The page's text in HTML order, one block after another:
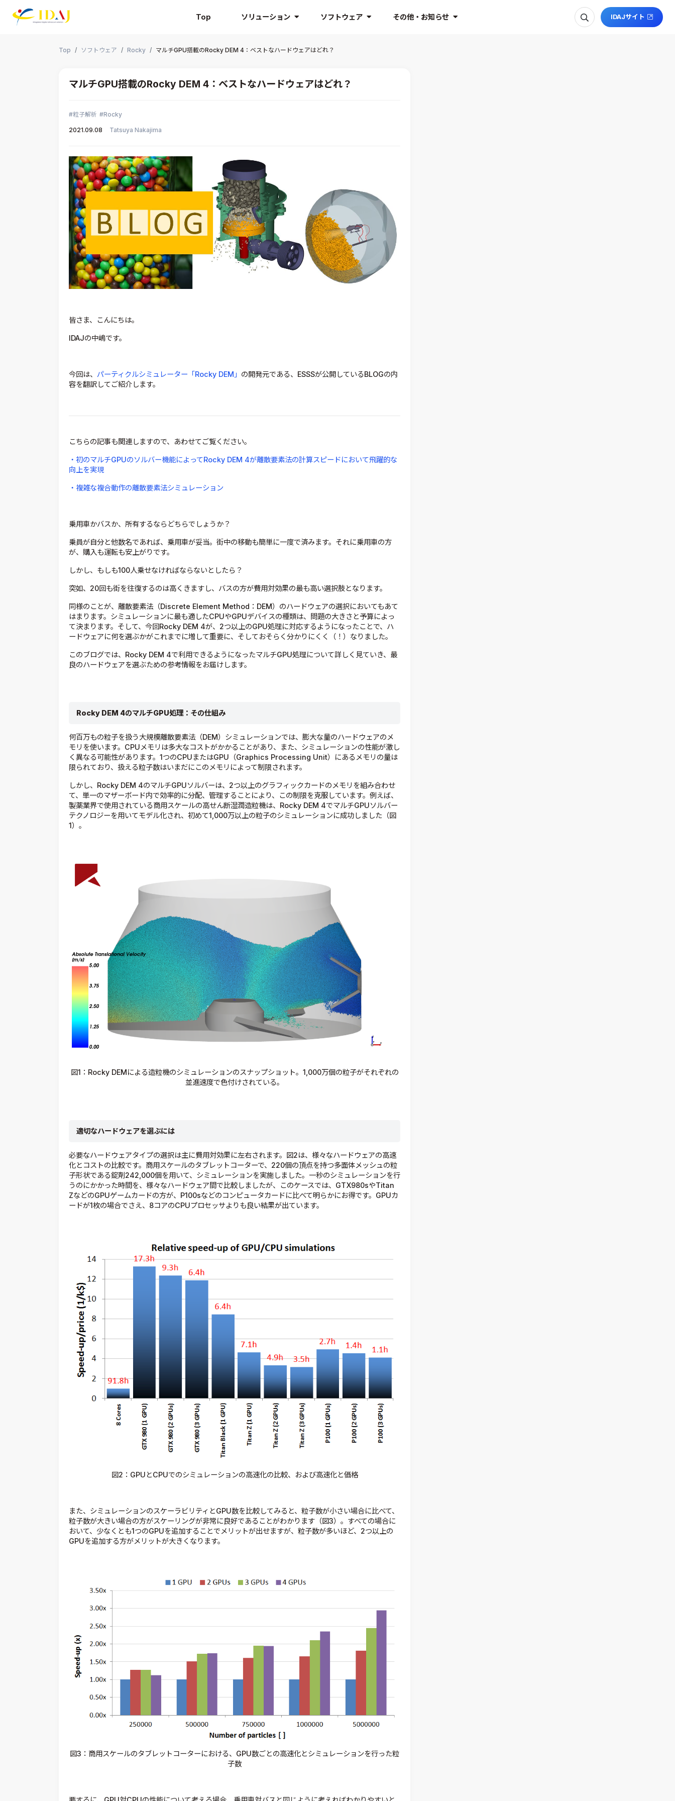
Top ソリューション ソフトウェア その他・お知らせ IDAJサイト
Top ソフトウェア Rocky マルチGPU搭載のRocky DEM 4：ベストなハードウェアはどれ？
マルチGPU搭載のRocky DEM 4：ベストなハードウェアはどれ？
粒子解析 Rocky
2021.09.08 Tatsuya Nakajima
皆さま、こんにちは。
IDAJの中嶋です。
今回は、 パーティクルシミュレーター「Rocky DEM」 の開発元である、ESSSが公開しているBLOGの内
容を翻訳してご紹介します。
こちらの記事も関連しますので、あわせてご覧ください。
・初のマルチGPUのソルバー機能によってRocky DEM 4が離散要素法の計算スピードにおいて飛躍的な
向上を実現
・複雑な複合動作の離散要素法シミュレーション
乗用車かバスか、所有するならどちらでしょうか？
乗員が自分と他数名であれば、乗用車が妥当。街中の移動も簡単に一度で済みます。それに乗用車の方
が、購入も運転も安上がりです。
しかし、もしも100人乗せなければならないとしたら？
突如、20回も街を往復するのは高くきますし、バスの方が費用対効果の最も高い選択肢となります。
同様のことが、離散要素法（Discrete Element Method：DEM）のハードウェアの選択においてもあて
はまります。シミュレーションに最も適したCPUやGPUデバイスの種類は、問題の大きさと予算によっ
て決まります。そして、今回Rocky DEM 4が、2つ以上のGPU処理に対応するようになったことで、ハ
ードウェアに何を選ぶかがこれまでに増して重要に、そしておそらく分かりにくく（！）なりました。
このブログでは、Rocky DEM 4で利用できるようになったマルチGPU処理について詳しく見ていき、最
良のハードウェアを選ぶための参考情報をお届けします。
Rocky DEM 4のマルチGPU処理：その仕組み
何百万もの粒子を扱う大規模離散要素法（DEM）シミュレーションでは、膨大な量のハードウェアのメ
モリを使います。CPUメモリは多大なコストがかかることがあり、また、シミュレーションの性能が激し
く異なる可能性があります。1つのCPUまたはGPU（Graphics Processing Unit）にあるメモリの量は
限られており、扱える粒子数はいまだにこのメモリによって制限されます。
しかし、Rocky DEM 4のマルチGPUソルバーは、2つ以上のグラフィックカードのメモリを組み合わせ
て、単一のマザーボード内で効率的に分配、管理することにより、この制限を克服しています。例えば、
製薬業界で使用されている商用スケールの高せん断湿潤造粒機は、Rocky DEM 4でマルチGPUソルバー
テクノロジーを用いてモデル化され、初めて1,000万以上の粒子のシミュレーションに成功しました（図
1）。
図1：Rocky DEMによる造粒機のシミュレーションのスナップショット。1,000万個の粒子がそれぞれの
並進速度で色付けされている。
適切なハードウェアを選ぶには
必要なハードウェアタイプの選択は主に費用対効果に左右されます。図2は、様々なハードウェアの高速
化とコストの比較です。商用スケールのタブレットコーターで、220個の頂点を持つ多面体メッシュの粒
子形状である錠剤242,000個を用いて、シミュレーションを実施しました。一秒のシミュレーションを行
うのにかかった時間を、様々なハードウェア間で比較しましたが、このケースでは、GTX980sやTitan
ZなどのGPUゲームカードの方が、P100sなどのコンピュータカードに比べて明らかにお得です。GPUカ
ードが1枚の場合でさえ、8コアのCPUプロセッサよりも良い結果が出ています。
図2：GPUとCPUでのシミュレーションの高速化の比較、および高速化と価格
また、シミュレーションのスケーラビリティとGPU数を比較してみると、粒子数が小さい場合に比べて、
粒子数が大きい場合の方がスケーリングが非常に良好であることがわかります（図3）。すべての場合に
おいて、少なくとも1つのGPUを追加することでメリットが出せますが、粒子数が多いほど、2つ以上の
GPUを追加する方がメリットが大きくなります。
図3：商用スケールのタブレットコーターにおける、GPU数ごとの高速化とシミュレーションを行った粒
子数